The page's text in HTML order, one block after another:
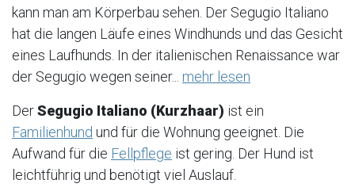
kann man am Körperbau sehen. Der Segugio Italiano
hat die langen Läufe eines Windhunds und das Gesicht
eines Laufhunds. In der italienischen Renaissance war
der Segugio wegen seiner... mehr lesen
DerSegugio Italiano (Kurzhaar) ist ein
Familienhund und für die Wohnung geeignet. Die
Aufwand für die Fellpflege ist gering. Der Hund ist
leichtführig und benötigt viel Auslauf.